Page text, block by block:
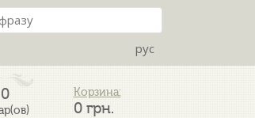
рус
0 Корзина:
0 грн.